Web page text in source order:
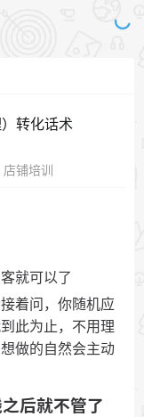
转化话术
店铺培训
就可以了
着问，你随机应
此为止，不用理
做的自然会主动
后就不管了